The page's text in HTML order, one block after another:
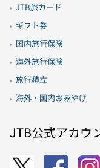
JTB旅カード
ギフト券
国内旅行保険
海外旅行保険
旅行積立
海外・国内おみやげ
JTB公式アカウ